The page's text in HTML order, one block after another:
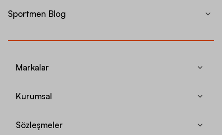
Sportmen Blog
Markalar
Kurumsal
Sözleşmeler